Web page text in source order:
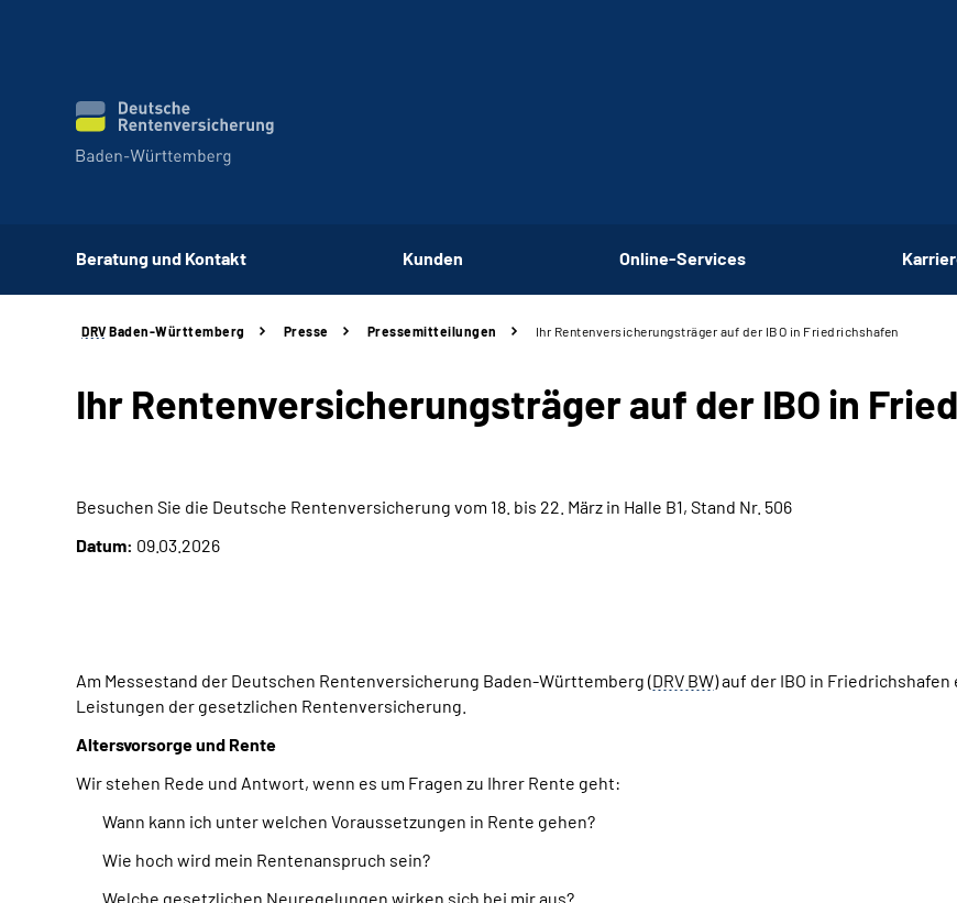
Beratung und Kontakt Kunden Online-Services
DRV Baden-Württemberg Presse Pressemitteilungen Ihr Rentenversicherungsträger auf der IBO in Friedrichshafen
Ihr Rentenversicherungsträger auf der IBO in
Besuchen Sie die Deutsche Rentenversicherung vom 18. bis 22. März in Halle B1, Stand Nr. 506
Datum: 09.03.2026
Am Messestand der Deutschen Rentenversicherung Baden-Württemberg (DRV BW) auf der IBO in
Leistungen der gesetzlichen Rentenversicherung.
Altersvorsorge und Rente
Wir stehen Rede und Antwort, wenn es um Fragen zu Ihrer Rente geht:
Wann kann ich unter welchen Voraussetzungen in Rente gehen?
Wie hoch wird mein Rentenanspruch sein?
Welche gesetzlichen Neuregelungen wirken sich bei mir aus?